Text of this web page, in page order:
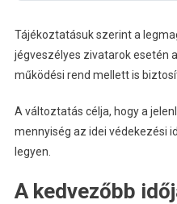
Tájékoztatásuk szerint a
jégveszélyes zivatarok esetén
működési rend mellett is
A változtatás célja, hogy a
mennyiség az idei védekezési
legyen.
A kedvezőbb